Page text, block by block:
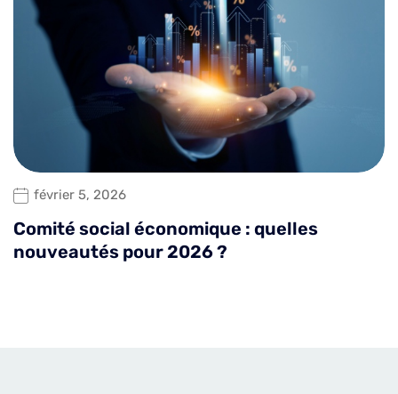
février 5, 2026
Comité social économique : quelles
nouveautés pour 2026 ?